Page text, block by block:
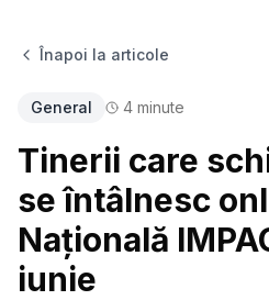
Înapoi la articole
General 4 minute
Tinerii care
se întâlnesc
Națională
iunie